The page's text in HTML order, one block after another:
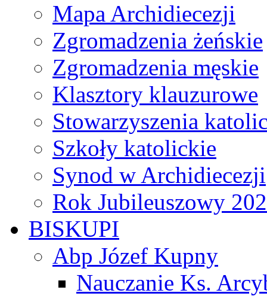
Mapa Archidiecezji
Zgromadzenia żeńskie
Zgromadzenia męskie
Klasztory klauzurowe
Stowarzyszenia
Szkoły katolickie
Synod w Archidiecezji
Rok Jubileuszowy
BISKUPI
Abp Józef Kupny
Nauczanie Ks.